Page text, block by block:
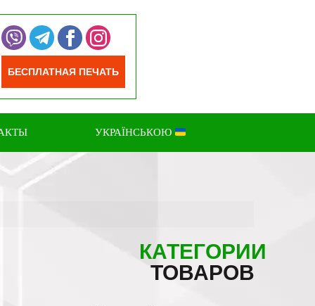
БЕСПЛАТНАЯ ПЕЧАТЬ
УКРАЇНСЬКОЮ
КАТЕГОРИИ
ТОВАРОВ